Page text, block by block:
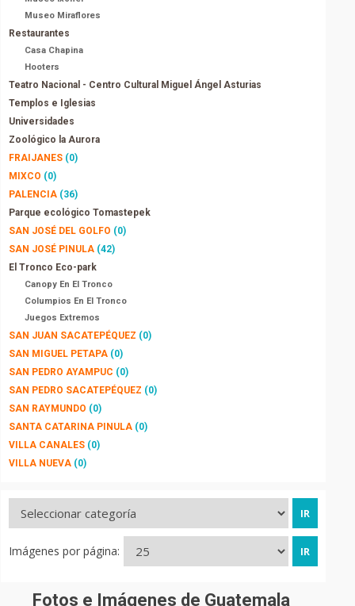
Museo Miraflores
Restaurantes
Casa Chapina
Hooters
Teatro Nacional - Centro Cultural Miguel Ángel Asturias
Templos e Iglesias
Universidades
Zoológico la Aurora
FRAIJANES (0)
MIXCO (0)
PALENCIA (36)
Parque ecológico Tomastepek
SAN JOSÉ DEL GOLFO (0)
SAN JOSÉ PINULA (42)
El Tronco Eco-park
Canopy En El Tronco
Columpios En El Tronco
Juegos Extremos
SAN JUAN SACATEPÉQUEZ (0)
SAN MIGUEL PETAPA (0)
SAN PEDRO AYAMPUC (0)
SAN PEDRO SACATEPÉQUEZ (0)
SAN RAYMUNDO (0)
SANTA CATARINA PINULA (0)
VILLA CANALES (0)
VILLA NUEVA (0)
Imágenes por página:
Fotos e Imágenes de Guatemala